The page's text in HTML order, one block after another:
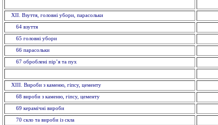
XII. Взуття, головнi убори, парасольки
64 взуття
65 головнi убори
66 парасольки
67 оброблені пір’я та пух
XIII. Вироби з каменю, гіпсу, цементу
68 вироби з каменю, гiпсу, цементу
69 керамiчнi вироби
70 скло та вироби із скла